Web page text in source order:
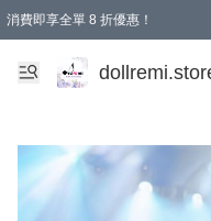
消費即享全單 8 折優惠！
購物滿 HKD 1500.00即享免運費